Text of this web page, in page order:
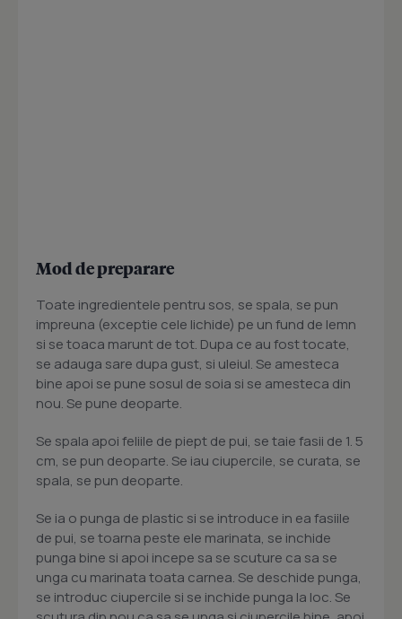
Mod de preparare
Toate ingredientele pentru sos, se spala, se pun
impreuna (exceptie cele lichide) pe un fund de lemn
si se toaca marunt de tot. Dupa ce au fost tocate,
se adauga sare dupa gust, si uleiul. Se amesteca
bine apoi se pune sosul de soia si se amesteca din
nou. Se pune deoparte.
Se spala apoi feliile de piept de pui, se taie fasii de 1. 5
cm, se pun deoparte. Se iau ciupercile, se curata, se
spala, se pun deoparte.
Se ia o punga de plastic si se introduce in ea fasiile
de pui, se toarna peste ele marinata, se inchide
punga bine si apoi incepe sa se scuture ca sa se
unga cu marinata toata carnea. Se deschide punga,
se introduc ciupercile si se inchide punga la loc. Se